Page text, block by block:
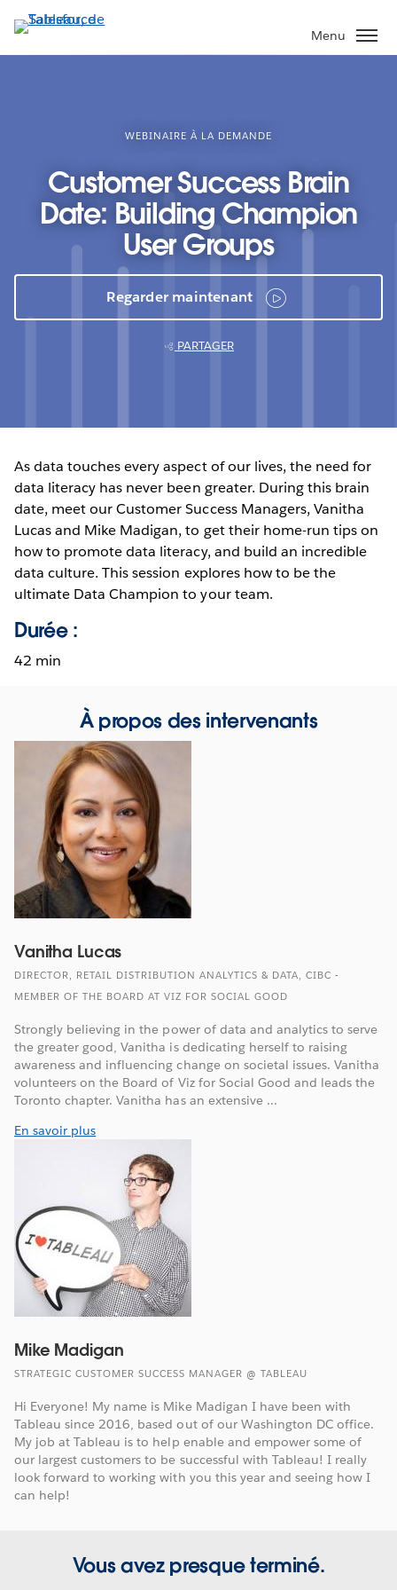
Aller
au
contenu
Menu
WEBINAIRE À LA DEMANDE
Customer Success Brain
Date: Building Champion
User Groups
Regarder maintenant
PARTAGER
As data touches every aspect of our lives, the need for
data literacy has never been greater. During this brain
date, meet our Customer Success Managers, Vanitha
Lucas and Mike Madigan, to get their home-run tips on
how to promote data literacy, and build an incredible
data culture. This session explores how to be the
ultimate Data Champion to your team.
Durée :
42 min
À propos des intervenants
Vanitha Lucas
DIRECTOR, RETAIL DISTRIBUTION ANALYTICS & DATA, CIBC -
MEMBER OF THE BOARD AT VIZ FOR SOCIAL GOOD
Strongly believing in the power of data and analytics to serve
the greater good, Vanitha is dedicating herself to raising
awareness and influencing change on societal issues. Vanitha
volunteers on the Board of Viz for Social Good and leads the
Toronto chapter. Vanitha has an extensive ...
En savoir plus
Mike Madigan
STRATEGIC CUSTOMER SUCCESS MANAGER @ TABLEAU
Hi Everyone! My name is Mike Madigan I have been with
Tableau since 2016, based out of our Washington DC office.
My job at Tableau is to help enable and empower some of
our largest customers to be successful with Tableau! I really
look forward to working with you this year and seeing how I
can help!
Vous avez presque terminé.